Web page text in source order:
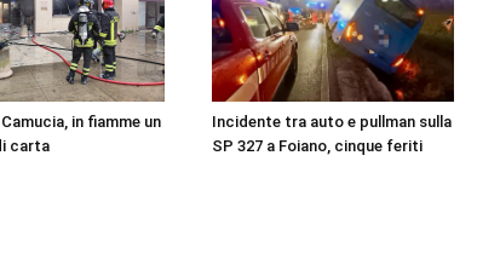
in fiamme un
carta
Incidente tra auto e pullman sulla
SP 327 a Foiano, cinque feriti